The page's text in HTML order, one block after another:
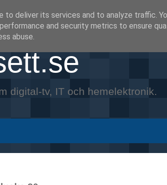
digital-tv, IT och hemelektronik.
to deliver its services and to analyze traffic.
and security metrics to ensure
abuse.